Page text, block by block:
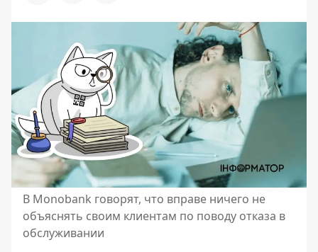
В Monobank говорят, что вправе ничего не
объяснять своим клиентам по поводу отказа в
обслуживании